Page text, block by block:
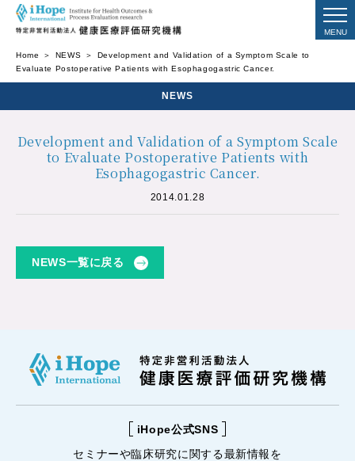
Home NEWS
Development and Validation of a Symptom Scale to
Evaluate Postoperative Patients with Esophagogastric Cancer.
NEWS
Development and Validation of a Symptom Scale
to Evaluate Postoperative Patients with
Esophagogastric Cancer.
2014.01.28
NEWS一覧に戻る
iHope公式SNS
セミナーや臨床研究に関する最新情報を